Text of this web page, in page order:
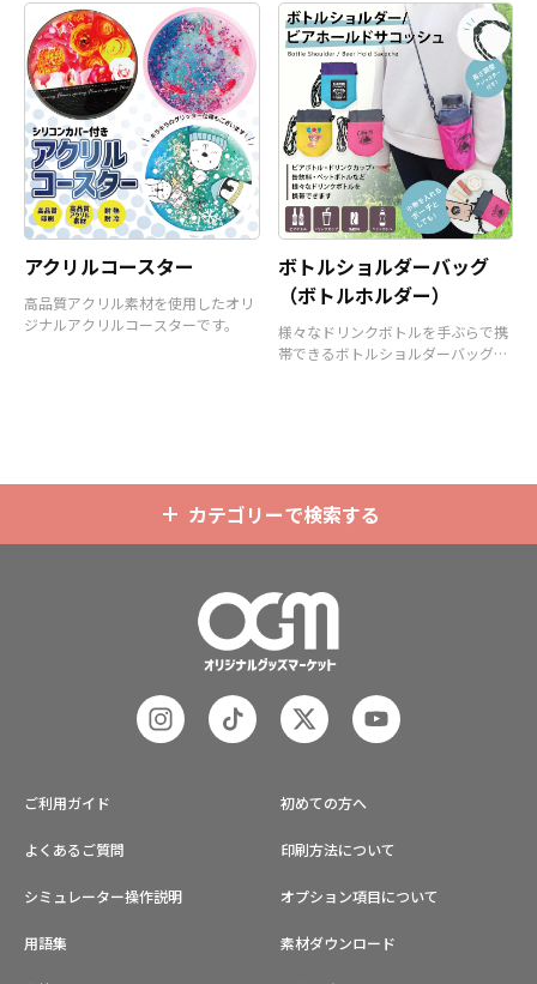
アクリルコースター
高品質アクリル素材を使用したオリ
ジナルアクリルコースターです。
ボトルショルダーバッグ
（ボトルホルダー）
様々なドリンクボトルを手ぶらで携
帯できるボトルショルダーバッグ
カテゴリーで検索する
ご利用ガイド 初めての方へ
よくあるご質問 印刷方法について
シミュレーター操作説明 オプション項目について
用語集 素材ダウンロード